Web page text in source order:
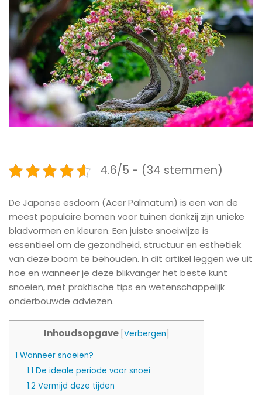
4.6/5 - (34 stemmen)
De Japanse esdoorn (Acer Palmatum) is een van de
meest populaire bomen voor tuinen dankzij zijn unieke
bladvormen en kleuren. Een juiste snoeiwijze is
essentieel om de gezondheid, structuur en esthetiek
van deze boom te behouden. In dit artikel leggen we uit
hoe en wanneer je deze blikvanger het beste kunt
snoeien, met praktische tips en wetenschappelijk
onderbouwde adviezen.
Inhoudsopgave Verbergen
1 Wanneer snoeien?
1.1 De ideale periode voor snoei
1.2 Vermijd deze tijden